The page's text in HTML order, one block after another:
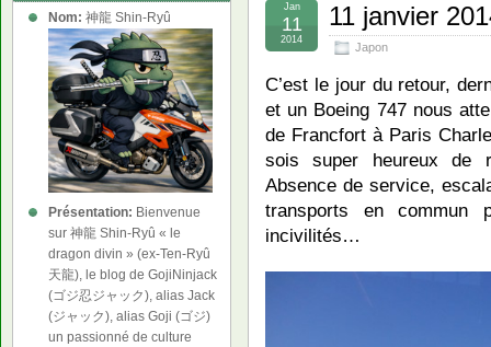
11 janvier
Japon
Jan
11
2014
C’est le jour du retour,
et un Boeing 747 nous
de Francfort à Paris
sois super heureux de
Absence de service,
transports en commun
incivilités…
Nom: 神龍 Shin-Ryû
Présentation: Bienvenue
sur 神龍 Shin-Ryû « le
dragon divin » (ex-Ten-Ryû
天龍), le blog de GojiNinjack
(ゴジ忍ジャック), alias Jack
(ジャック), alias Goji (ゴジ)
un passionné de culture